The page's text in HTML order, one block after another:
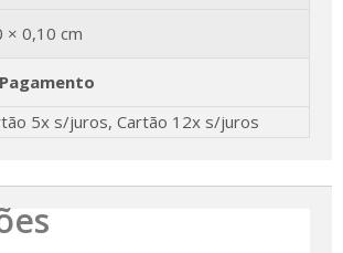
× 0,10 cm
5x s/juros, Cartão 12x s/juros